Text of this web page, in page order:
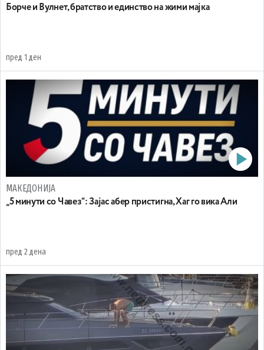
Борче и Вулнет, братство и единство на жими мајка
пред 1 ден
МАКЕДОНИЈА
„5 минути со Чавез“: Зајас абер пристигна, Хаг го вика Али
пред 2 дена